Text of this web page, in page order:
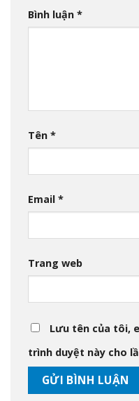
Bình luận *
Tên *
Email *
Trang web
Lưu tên của tôi,
trình duyệt này cho